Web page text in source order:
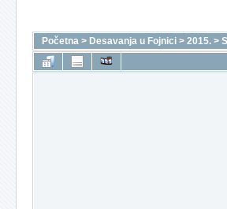
Početna > Desavanja u Fojnici > 2015. >